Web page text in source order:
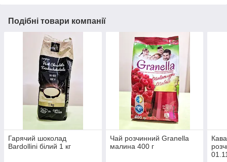
Подібні товари компанії
Гарячий шоколад
Bardollini білий 1 кг
Чай розчинний Granella
малина 400 г